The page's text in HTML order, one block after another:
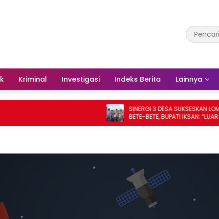
Kriminal Investigasi Indeks Berita Lainnya
SINERGI 3 DESA SUKSESKAN LOMBA
BETE-BETE, BUPATI IKSAN: “LUAR BIASA!”